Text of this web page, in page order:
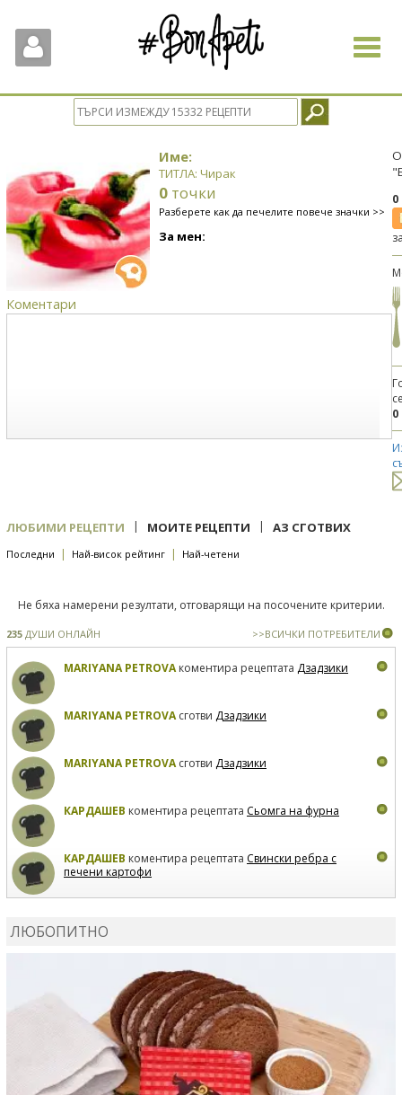
Toggle
Име:
ТИТЛА: Чирак
0 точки
Разберете как да печелите повече значки >>
За мен:
Коментари
0
ЛЮБИМИ РЕЦЕПТИ | МОИТЕ РЕЦЕПТИ | АЗ СГОТВИХ
Последни | Най-висок рейтинг | Най-четени
Не бяха намерени резултати, отговарящи на посочените критерии.
235 ДУШИ ОНЛАЙН >>ВСИЧКИ ПОТРЕБИТЕЛИ
MARIYANA PETROVAкоментира рецептата Дзадзики
MARIYANA PETROVAсготви Дзадзики
MARIYANA PETROVAсготви Дзадзики
КАРДАШЕВ коментира рецептата Сьомга на фурна
КАРДАШЕВ коментира рецептата Свински ребра с
печени картофи
ЛЮБОПИТНО